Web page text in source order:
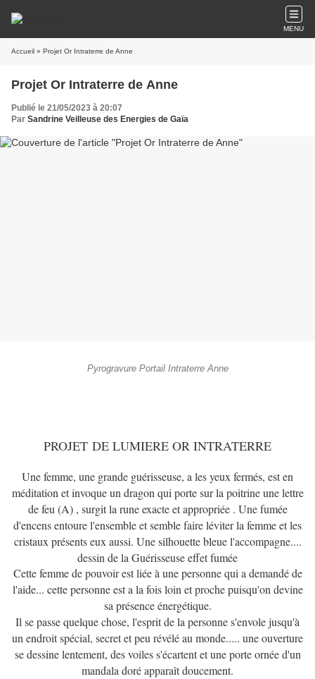
MENU
Accueil » Projet Or Intraterre de Anne
Projet Or Intraterre de Anne
Publié le 21/05/2023 à 20:07
Par Sandrine Veilleuse des Energies de Gaïa
Pyrogravure Portail Intraterre Anne
PROJET DE LUMIERE OR INTRATERRE
Une femme, une grande guérisseuse, a les yeux fermés, est en
méditation et invoque un dragon qui porte sur la poitrine une lettre
de feu (A) , surgit la rune exacte et appropriée . Une fumée
d'encens entoure l'ensemble et semble faire léviter la femme et les
cristaux présents eux aussi. Une silhouette bleue l'accompagne....
dessin de la Guérisseuse effet fumée
Cette femme de pouvoir est liée à une personne qui a demandé de
l'aide... cette personne est a la fois loin et proche puisqu'on devine
sa présence énergétique.
Il se passe quelque chose, l'esprit de la personne s'envole jusqu'à
un endroit spécial, secret et peu révélé au monde..... une ouverture
se dessine lentement, des voiles s'écartent et une porte ornée d'un
mandala doré apparaît doucement.